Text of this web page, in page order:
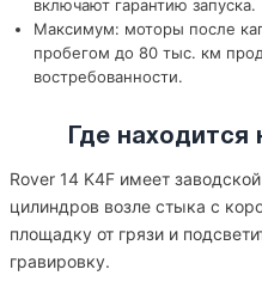
включают гарантию запуска.
Максимум: моторы после
пробегом до 80 тыс. км
востребованности.
Где
Rover 14 K4F имеет
цилиндров возле стыка с
площадку от грязи и
гравировку.